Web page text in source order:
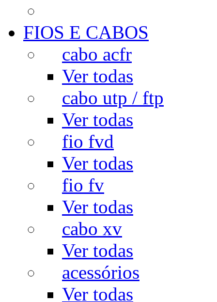
FIOS E CABOS
cabo acfr
Ver todas
cabo utp / ftp
Ver todas
fio fvd
Ver todas
fio fv
Ver todas
cabo xv
Ver todas
acessórios
Ver todas